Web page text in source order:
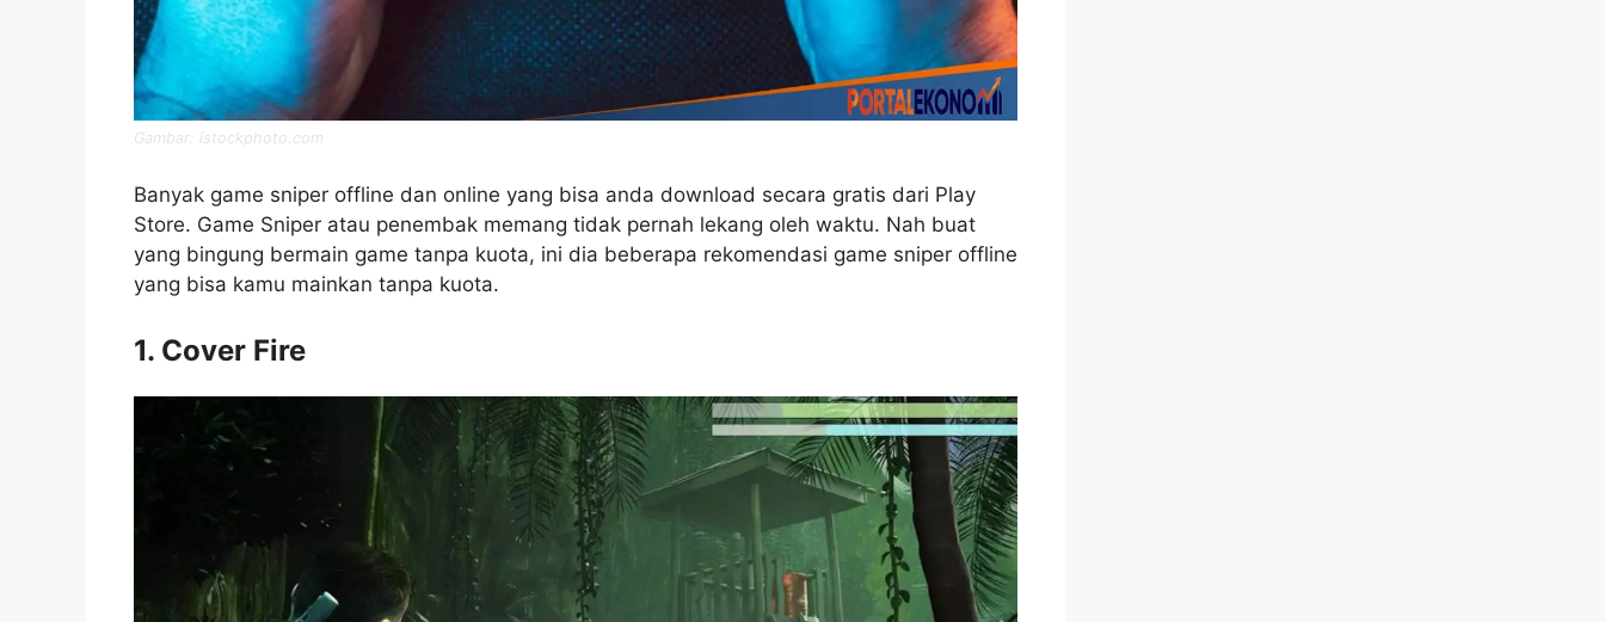
Gambar: istockphoto.com
Banyak game sniper offline dan online yang bisa anda download secara gratis dari Play
Store. Game Sniper atau penembak memang tidak pernah lekang oleh waktu. Nah buat
yang bingung bermain game tanpa kuota, ini dia beberapa rekomendasi game sniper offline
yang bisa kamu mainkan tanpa kuota.
1. Cover Fire